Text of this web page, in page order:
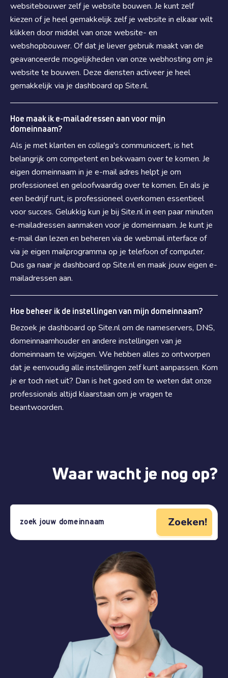
websitebouwer zelf je website bouwen. Je kunt zelf
kiezen of je heel gemakkelijk zelf je website in elkaar wilt
klikken door middel van onze website- en
webshopbouwer. Of dat je liever gebruik maakt van de
geavanceerde mogelijkheden van onze webhosting om je
website te bouwen. Deze diensten activeer je heel
gemakkelijk via je dashboard op Site.nl.
Hoe maak ik e-mailadressen aan voor mijn
domeinnaam?
Als je met klanten en collega's communiceert, is het
belangrijk om competent en bekwaam over te komen. Je
eigen domeinnaam in je e-mail adres helpt je om
professioneel en geloofwaardig over te komen. En als je
een bedrijf runt, is professioneel overkomen essentieel
voor succes. Gelukkig kun je bij Site.nl in een paar minuten
e-mailadressen aanmaken voor je domeinnaam. Je kunt je
e-mail dan lezen en beheren via de webmail interface of
via je eigen mailprogramma op je telefoon of computer.
Dus ga naar je dashboard op Site.nl en maak jouw eigen e-
mailadressen aan.
Hoe beheer ik de instellingen van mijn domeinnaam?
Bezoek je dashboard op Site.nl om de nameservers, DNS,
domeinnaamhouder en andere instellingen van je
domeinnaam te wijzigen. We hebben alles zo ontworpen
dat je eenvoudig alle instellingen zelf kunt aanpassen. Kom
je er toch niet uit? Dan is het goed om te weten dat onze
professionals altijd klaarstaan om je vragen te
beantwoorden.
Waar wacht je nog op?
Zoeken!